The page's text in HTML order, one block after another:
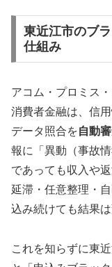
東近江市のブ
仕組み
アコム・プロミス
消費者金融は、信
データ照合を自動
報に「異動（事故
であっても収入や
延滞・任意整理・
込み続けても結果は
これを知らずに東